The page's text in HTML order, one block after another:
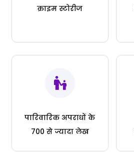
क्राइम स्टोरीज
पारिवारिक अपराधों के
700 से ज्यादा लेख